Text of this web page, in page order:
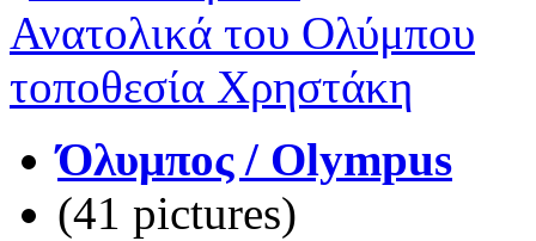
Όλυμπος / Olympus
(41 pictures)